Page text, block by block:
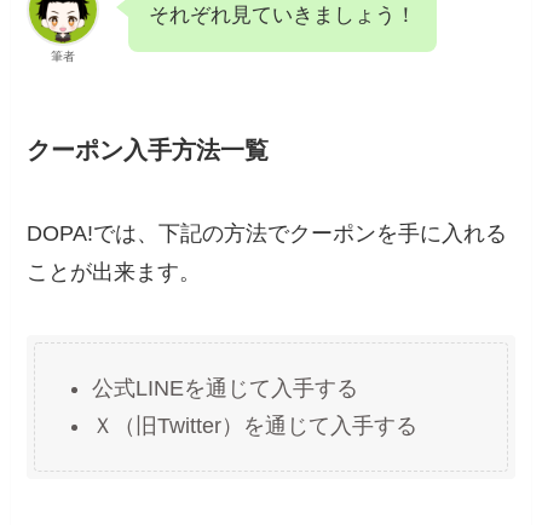
筆者
それぞれ見ていきましょう！
クーポン入手方法一覧
DOPA!では、下記の方法でクーポンを手に入れる
ことが出来ます。
公式LINEを通じて入手する
Ｘ（旧Twitter）を通じて入手する